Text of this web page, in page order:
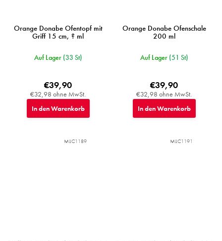
Orange Donabe Ofentopf mit
Griff 15 cm, ? ml
Auf Lager (33 St)
€32,98 ohne MwSt.
€39,90
In den Warenkorb
Orange Donabe Ofenschale
200 ml
Auf Lager (51 St)
€32,98 ohne MwSt.
€39,90
In den Warenkorb
MIJC1189 MIJC1191